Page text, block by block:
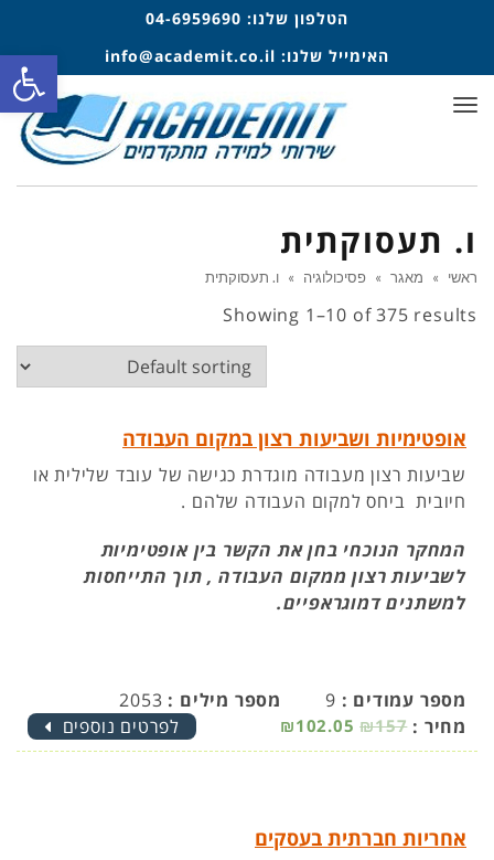
הטלפון שלנו: 04-6959690
האימייל שלנו: info@academit.co.il
תפריט
ו. תעסוקתית
ראשי » מאגר » פסיכולוגיה » ו. תעסוקתית
Showing 1–10 of 375 results
אופטימיות ושביעות רצון במקום העבודה
שביעות רצון מעבודה מוגדרת כגישה של עובד שלילית או
חיובית ביחס למקום העבודה שלהם .
המחקר הנוכחי בחן את הקשר בין אופטימיות
לשביעות רצון ממקום העבודה , תוך התייחסות
למשתנים דמוגראפיים.
מספר עמודים : 9 מספר מילים : 2053
מחיר : ₪157
₪102.05 לפרטים נוספים
אחריות חברתית בעסקים
פתח